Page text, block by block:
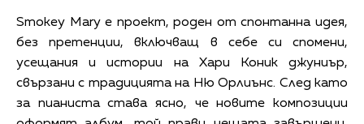
Smokey Mary е проект, роден от спонтанна идея,
без претенции, включващ в себе си спомени,
усещания и истории на Хари Коник джуниър,
свързани с традицията на Ню Орлиънс. След като
за пианиста става ясно, че новите композиции